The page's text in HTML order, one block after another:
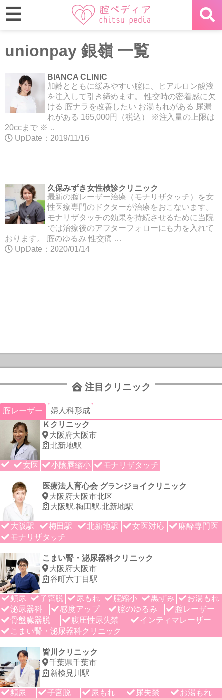
unionpay 銀嶺 一覧
BIANCA CLINIC
加齢とともに緩みやすい腟に、ヒアルロン酸液
を注入して引き締めます。 性交時の密着感に欠
ける 腟ナラを改善したい お湯もれがある 尿漏
れがある 165,000円（税込） ※注入量の上限は
20ccまで ※ …
UpDate：2019/11/16
久保みずき女性検診クリニック
最新の腟レーザー治療（モナリザタッチ）を女
性医療専門のドクターが治療をおこないます。
モナリザタッチの効果を持続させるために当院
では治療後のアフターフォローにも力を入れて
おります。 腟のゆるみ 性交痛 …
UpDate：2020/01/14
注目クリニック
腟レーザー
婦人科形成
Ｋクリニック
大阪府大阪市
北新地駅
女医 小陰唇縮小 モナリザタッチ
医療法人育心会 グランジョイクリニック
大阪府大阪市北区
大阪駅,梅田駅,北新地駅
大阪駅 梅田駅 北新地駅 女医対応
麻酔専門医
モナリザタッチ
こまい腎・泌尿器科クリニック
大阪府大阪市
谷町六丁目駅
頻尿 子宮脱 尿もれ 腟縮小 黒ずみ
お湯もれ
泌尿器科
感度アップ 腟のゆるみ
腟レーザー
骨盤臓器脱
腹圧性尿失禁
インティマレーザー
こまい腎・泌尿器科クリニック
皆川クリニック
千葉県千葉市
新検見川駅
頻尿 子宮脱 尿もれ 尿失禁
お湯もれ